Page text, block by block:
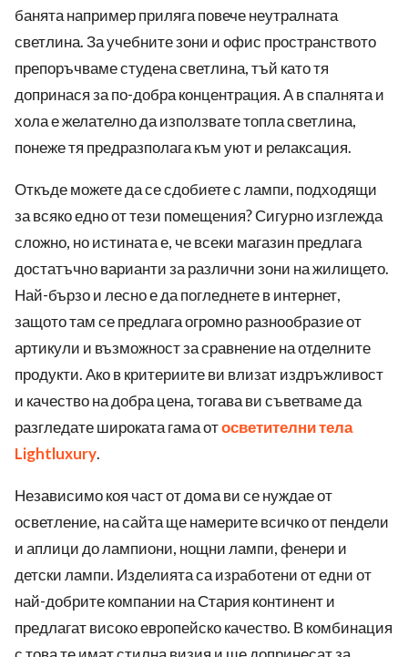
банята например приляга повече неутралната
светлина. За учебните зони и офис пространството
препоръчваме студена светлина, тъй като тя
допринася за по-добра концентрация. А в спалнята и
хола е желателно да използвате топла светлина,
понеже тя предразполага към уют и релаксация.
Откъде можете да се сдобиете с лампи, подходящи
за всяко едно от тези помещения? Сигурно изглежда
сложно, но истината е, че всеки магазин предлага
достатъчно варианти за различни зони на жилището.
Най-бързо и лесно е да погледнете в интернет,
защото там се предлага огромно разнообразие от
артикули и възможност за сравнение на отделните
продукти. Ако в критериите ви влизат издръжливост
и качество на добра цена, тогава ви съветваме да
разгледате широката гама отосветителни тела
Lightluxury.
Независимо коя част от дома ви се нуждае от
осветление, на сайта ще намерите всичко от пендели
и аплици до лампиони, нощни лампи, фенери и
детски лампи. Изделията са изработени от едни от
най-добрите компании на Стария континент и
предлагат високо европейско качество. В комбинация